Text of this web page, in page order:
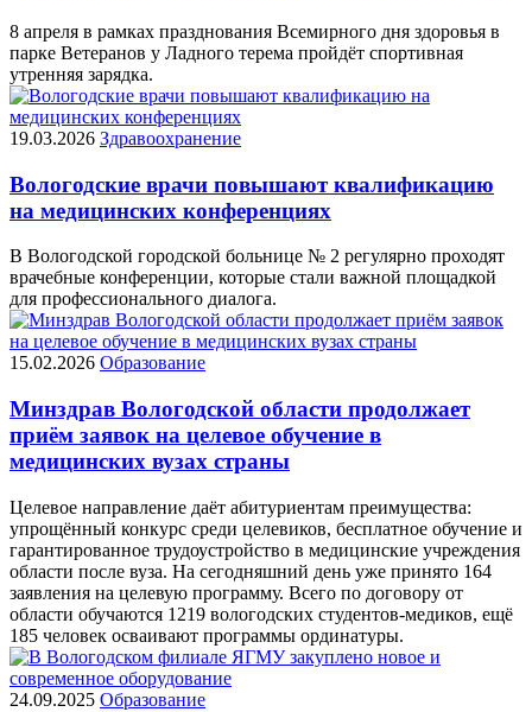
8 апреля в рамках празднования Всемирного дня здоровья в
парке Ветеранов у Ладного терема пройдёт спортивная
утренняя зарядка.
19.03.2026 Здравоохранение
Вологодские врачи повышают квалификацию
на медицинских конференциях
В Вологодской городской больнице № 2 регулярно проходят
врачебные конференции, которые стали важной площадкой
для профессионального диалога.
15.02.2026 Образование
Минздрав Вологодской области продолжает
приём заявок на целевое обучение в
медицинских вузах страны
Целевое направление даёт абитуриентам преимущества:
упрощённый конкурс среди целевиков, бесплатное обучение и
гарантированное трудоустройство в медицинские учреждения
области после вуза. На сегодняшний день уже принято 164
заявления на целевую программу. Всего по договору от
области обучаются 1219 вологодских студентов-медиков, ещё
185 человек осваивают программы ординатуры.
24.09.2025 Образование